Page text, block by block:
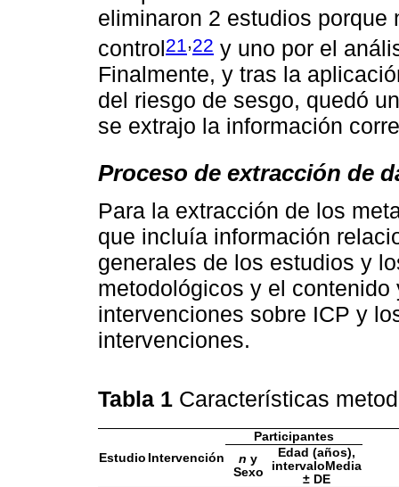
eliminaron 2 estudios porque
control21,22 y uno por el
Finalmente, y tras la
del riesgo de sesgo, quedó
se extrajo la información
Proceso de extracción de
Para la extracción de los
que incluía información
generales de los estudios y
metodológicos y el
intervenciones sobre ICP y
intervenciones.
Tabla 1 Características
Estudio Intervención
Participantes
n y
Sexo
Edad (años),
intervaloMedia
± DE